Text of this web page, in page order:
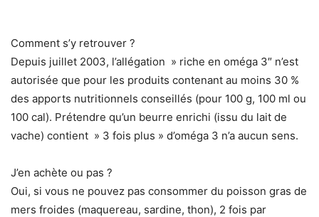
Comment s’y retrouver ?
Depuis juillet 2003, l’allégation » riche en oméga 3″ n’est
autorisée que pour les produits contenant au moins 30 %
des apports nutritionnels conseillés (pour 100 g, 100 ml ou
100 cal). Prétendre qu’un beurre enrichi (issu du lait de
vache) contient » 3 fois plus » d’oméga 3 n’a aucun sens.
J’en achète ou pas ?
Oui, si vous ne pouvez pas consommer du poisson gras de
mers froides (maquereau, sardine, thon), 2 fois par